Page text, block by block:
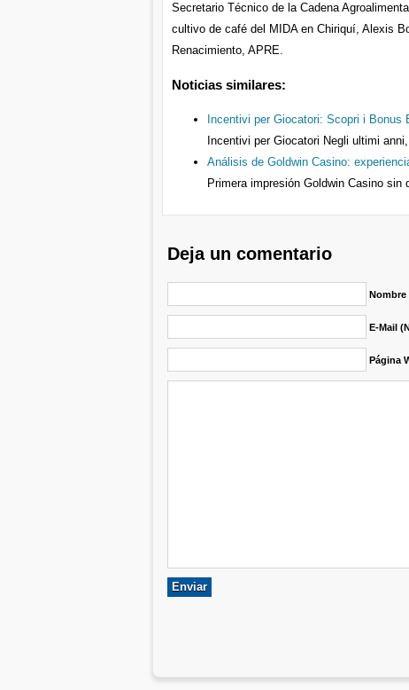
Secretario Técnico de la Cadena
cultivo de café del MIDA en Chiriquí, Alexis
Renacimiento, APRE.
Noticias similares:
Incentivi per Giocatori: Scopri i Bonus
Incentivi per Giocatori Negli ultimi
Análisis de Goldwin Casino:
Primera impresión Goldwin Casino
Deja un comentario
E-Mail
Página